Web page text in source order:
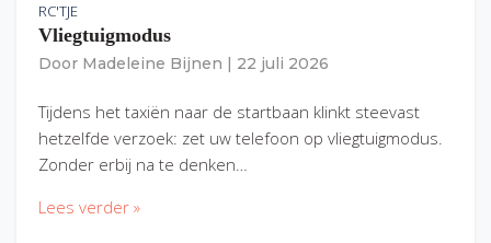
RC'TJE
Vliegtuigmodus
Door Madeleine Bijnen 22 juli 2026
Tijdens het taxiën naar de startbaan klinkt steevast
hetzelfde verzoek: zet uw telefoon op vliegtuigmodus.
Zonder erbij na te denken…
Lees verder »